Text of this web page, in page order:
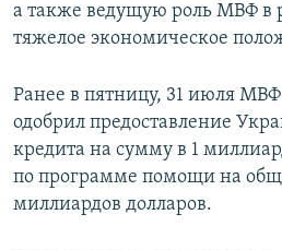
а также ведущую роль МВФ в
тяжелое экономическое
Ранее в пятницу, 31 июля
одобрил предоставление
кредита на сумму в 1
по программе помощи на
миллиардов долларов.